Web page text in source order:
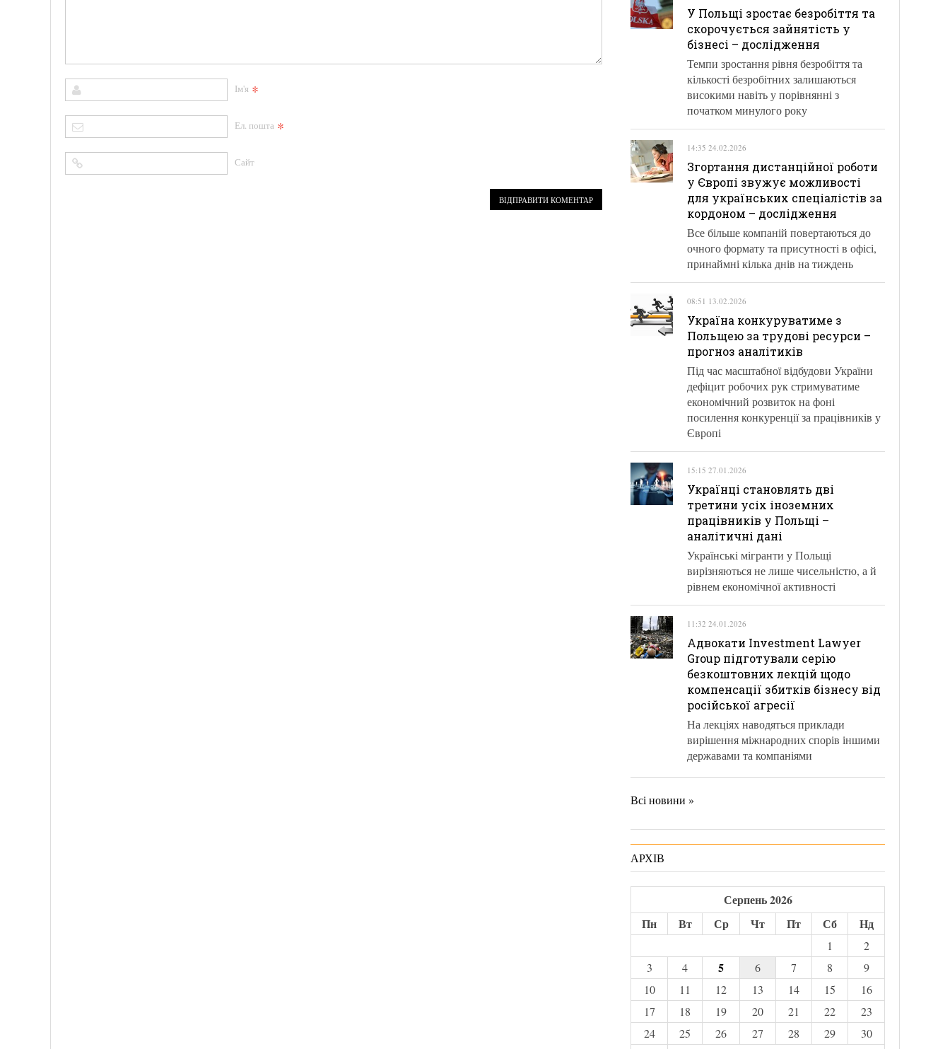
Ім'я *
Ел. пошта *
Сайт
У Польщі зростає безробіття та
скорочується зайнятість у
бізнесі – дослідження
Темпи зростання рівня безробіття та
кількості безробітних залишаються
високими навіть у порівнянні з
початком минулого року
14:35 24.02.2026
Згортання дистанційної роботи
у Європі звужує можливості
для українських спеціалістів за
кордоном – дослідження
Все більше компаній повертаються до
очного формату та присутності в офісі,
принаймні кілька днів на тиждень
08:51 13.02.2026
Україна конкуруватиме з
Польщею за трудові ресурси –
прогноз аналітиків
Під час масштабної відбудови України
дефіцит робочих рук стримуватиме
економічний розвиток на фоні
посилення конкуренції за працівників у
Європі
15:15 27.01.2026
Українці становлять дві
третини усіх іноземних
працівників у Польщі –
аналітичні дані
Українські мігранти у Польщі
вирізняються не лише чисельністю, а й
рівнем економічної активності
11:32 24.01.2026
Адвокати Investment Lawyer
Group підготували серію
безкоштовних лекцій щодо
компенсації збитків бізнесу від
російської агресії
На лекціях наводяться приклади
вирішення міжнародних спорів іншими
державами та компаніями
Всі новини »
АРХІВ
Серпень 2026
Пн
Вт Ср Чт Пт Сб Нд
1
2
3
4 5 6 7 8
9
10
11 12 13 14 15
16
17
18 19 20 21 22
23
24
25 26 27 28 29
30